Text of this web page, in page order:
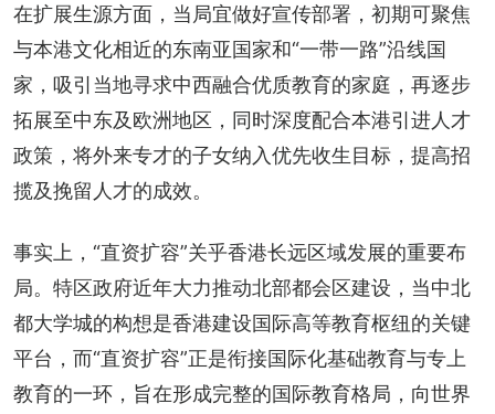
在扩展生源方面，当局宜做好宣传部署，初期可聚焦
与本港文化相近的东南亚国家和“一带一路”沿线国
家，吸引当地寻求中西融合优质教育的家庭，再逐步
拓展至中东及欧洲地区，同时深度配合本港引进人才
政策，将外来专才的子女纳入优先收生目标，提高招
揽及挽留人才的成效。
事实上，“直资扩容”关乎香港长远区域发展的重要布
局。特区政府近年大力推动北部都会区建设，当中北
都大学城的构想是香港建设国际高等教育枢纽的关键
平台，而“直资扩容”正是衔接国际化基础教育与专上
教育的一环，旨在形成完整的国际教育格局，向世界